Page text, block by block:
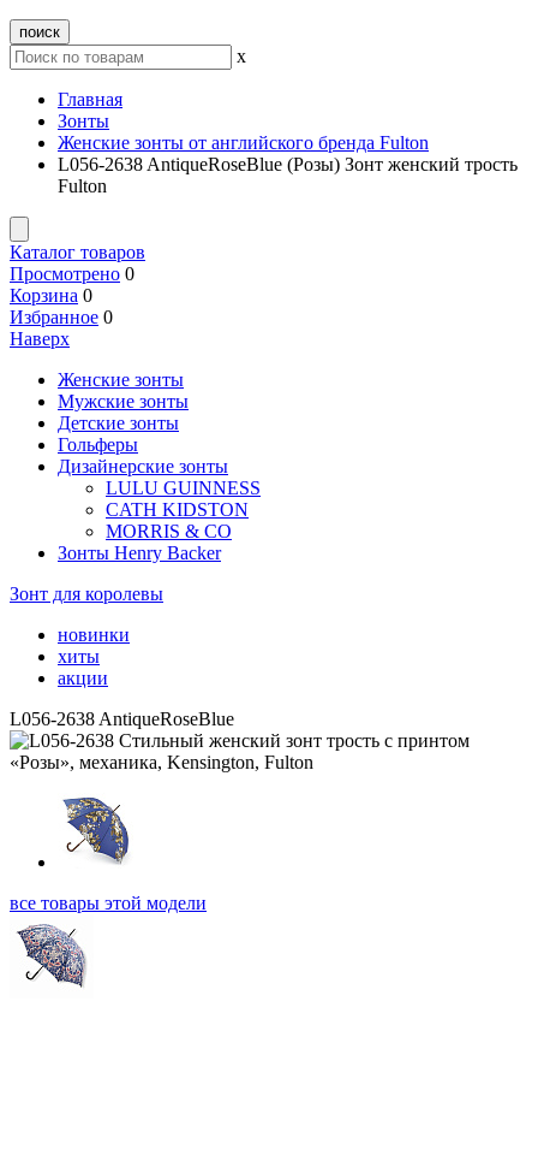
поиск
x
Главная
Зонты
Женские зонты от английского бренда Fulton
L056-2638 AntiqueRoseBlue (Розы) Зонт женский трость
Fulton
Каталог товаров
Просмотрено 0
Корзина 0
Избранное 0
Наверх
Женские зонты
Мужские зонты
Детские зонты
Гольферы
Дизайнерские зонты
LULU GUINNESS
CATH KIDSTON
MORRIS & CO
Зонты Henry Backer
Зонт для королевы
новинки
хиты
акции
L056-2638 AntiqueRoseBlue
все товары этой модели